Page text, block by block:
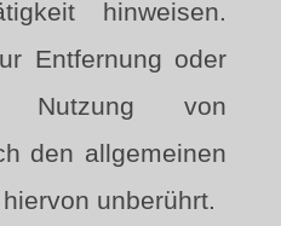
hinweisen.
Entfernung oder
Nutzung von
den allgemeinen
unberührt.